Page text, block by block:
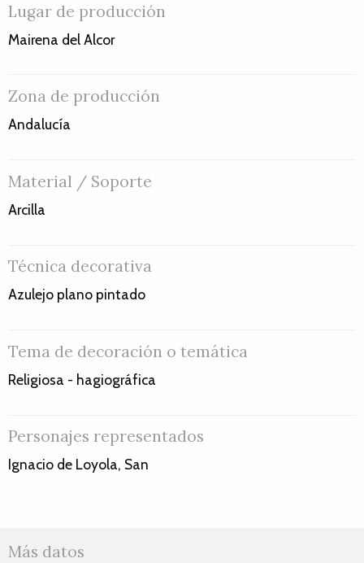
Lugar de producción
Mairena del Alcor
Zona de producción
Andalucía
Material / Soporte
Arcilla
Técnica decorativa
Azulejo plano pintado
Tema de decoración o temática
Religiosa - hagiográfica
Personajes representados
Ignacio de Loyola, San
Más datos